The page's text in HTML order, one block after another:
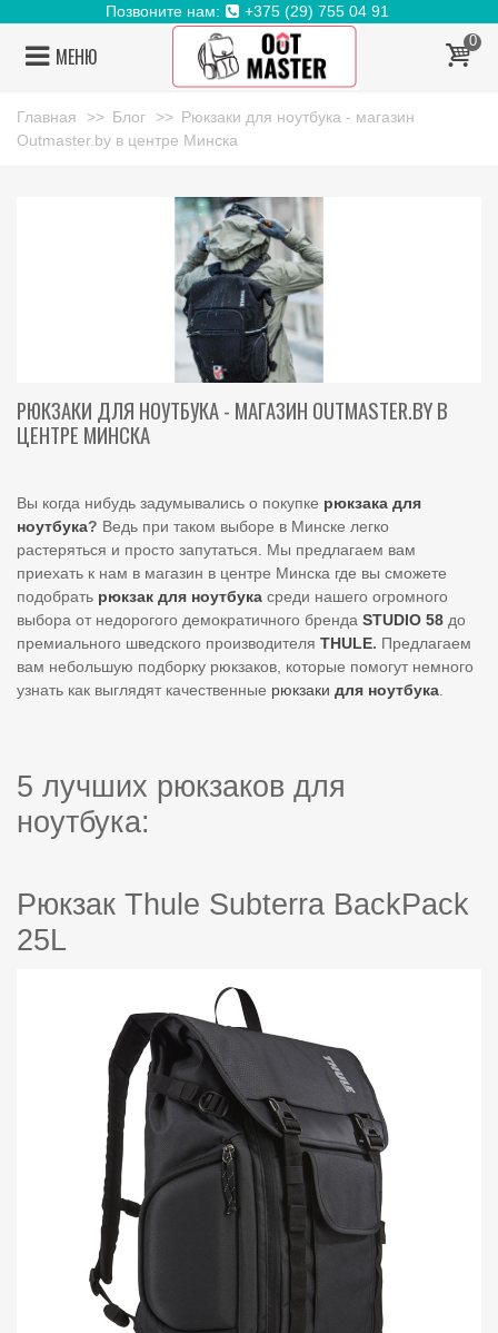
Позвоните нам: +375 (29) 755 04 91
МЕНЮ
0
Главная >> Блог >> Рюкзаки для ноутбука - магазин
Outmaster.by в центре Минска
РЮКЗАКИ ДЛЯ НОУТБУКА - МАГАЗИН OUTMASTER.BY В
ЦЕНТРЕ МИНСКА
Вы когда нибудь задумывались о покупке рюкзака для
ноутбука? Ведь при таком выборе в Минске легко
растеряться и просто запутаться. Мы предлагаем вам
приехать к нам в магазин в центре Минска где вы сможете
подобрать рюкзак для ноутбука среди нашего огромного
выбора от недорогого демократичного бренда STUDIO 58 до
премиального шведского производителя THULE. Предлагаем
вам небольшую подборку рюкзаков, которые помогут немного
узнать как выглядят качественные рюкзаки для ноутбука
5 лучших рюкзаков для
ноутбука:
Рюкзак Thule Subterra BackPack
25L